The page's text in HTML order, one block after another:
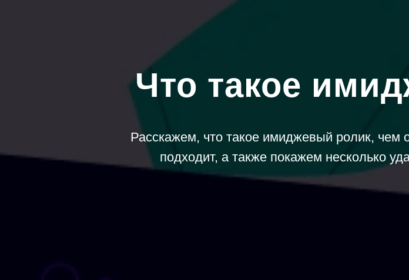
Что такое
Расскажем, что такое имиджевый ролик, чем
подходит, а также покажем несколько